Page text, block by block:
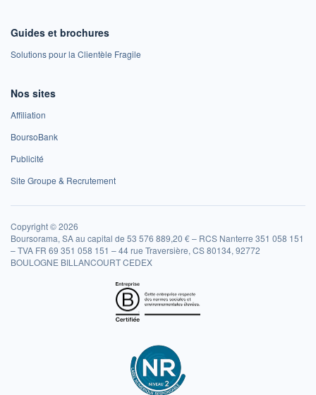
Guides et brochures
Solutions pour la Clientèle Fragile
Nos sites
Affiliation
BoursoBank
Publicité
Site Groupe & Recrutement
Copyright © 2026
Boursorama, SA au capital de 53 576 889,20 € – RCS Nanterre 351 058 151
– TVA FR 69 351 058 151 – 44 rue Traversière, CS 80134, 92772
BOULOGNE BILLANCOURT CEDEX